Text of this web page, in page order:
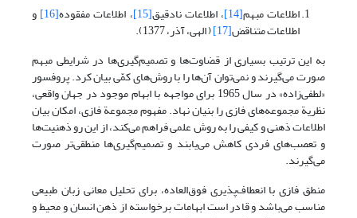
اطلاعات مبهم[14] ، اطلاعات نادقیق[15] ، اطلاعات مفقوده[16] و
اطلاعات متناقض[17]
( الهی، آذر، 1377).
به این ترتیب بسیاری از قضاوت‌ها و تصمیم‌گیری‌ها در شرایطی مبهم
صورت می‌گیرند و نمی‌توان آن‌ها را با روش‌های کمّی بیان کرد. پروفسور
«لطفی‌زاده» در سال 1965 برای مواجهه با ابهام موجود در جهان واقعی،
نظریة مجموعه‌های فازی را بنیان نهاد. مفهوم مجموعة فازی، امکان بیان
اطلاعات ذهنی و کیفی را به روش علمی فراهم می‌کند، از این رو ذهنیت‌ها
و تعصب‌های فردی کاهش می‌یابند و تصمیم‌گیری‌ها منطقی‌تر صورت
می‌گیرند.
منطق فازی با انعطاف‌پذیری فوق‌العاده، برای تحلیل معانی زبان طبیعی
مناسب می‌باشد و قادر است ابهامات برخواسته از ذهن انسان و محیط و